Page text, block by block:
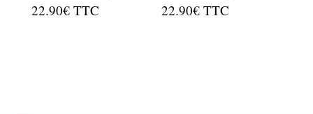
22.90€ TTC 22.90€ TTC